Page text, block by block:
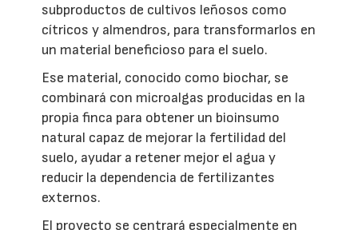
subproductos de cultivos leñosos como
cítricos y almendros, para transformarlos en
un material beneficioso para el suelo.
Ese material, conocido como biochar, se
combinará con microalgas producidas en la
propia finca para obtener un bioinsumo
natural capaz de mejorar la fertilidad del
suelo, ayudar a retener mejor el agua y
reducir la dependencia de fertilizantes
externos.
El proyecto se centrará especialmente en